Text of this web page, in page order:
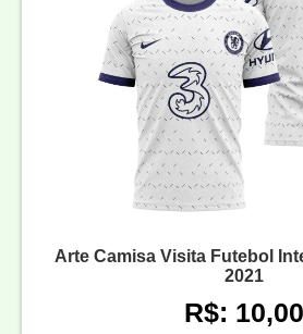
Arte Camisa Visita Futebol
2021
R$: 10,00